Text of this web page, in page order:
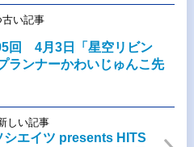
古い記事
回 4月3日「星空リビン
ランナーかわいじゅんこ先
しい記事
シエイツ presents HITS